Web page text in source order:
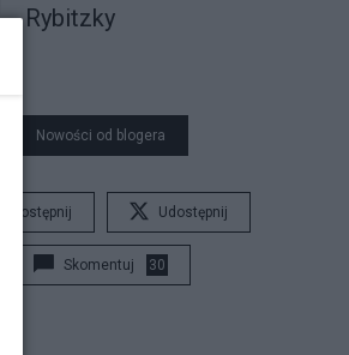
Rybitzky
Nowości od blogera
Udostępnij Udostępnij
Skomentuj 30